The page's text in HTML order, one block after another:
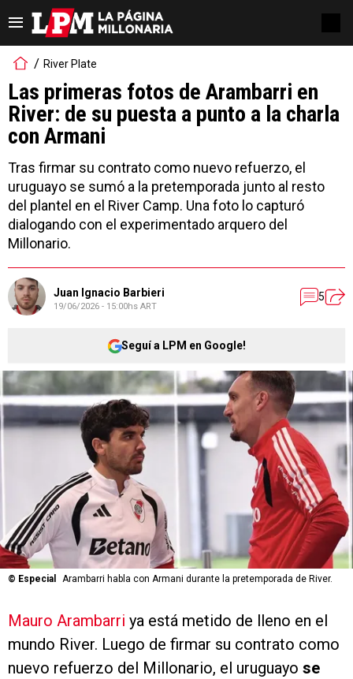
River Plate
Las primeras fotos de Arambarri en
River: de su puesta a punto a la charla
con Armani
Tras firmar su contrato como nuevo refuerzo, el
uruguayo se sumó a la pretemporada junto al resto
del plantel en el River Camp. Una foto lo capturó
dialogando con el experimentado arquero del
Millonario.
Juan Ignacio Barbieri
19/06/2026 - 15:00hs ART
5
Seguí a LPM en Google!
© Especial Arambarri habla con Armani durante la pretemporada de River.
Mauro Arambarri ya está metido de lleno en el
mundo River. Luego de firmar su contrato como
nuevo refuerzo del Millonario, el uruguayo se